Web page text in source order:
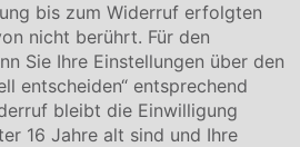
bis zum Widerruf erfolgten
nicht berührt. Für den
Sie Ihre Einstellungen über den
entscheiden“ entsprechend
bleibt die Einwilligung
16 Jahre alt sind und Ihre